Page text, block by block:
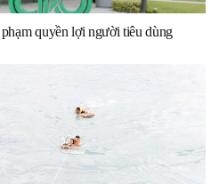
quyền lợi người tiêu dùng